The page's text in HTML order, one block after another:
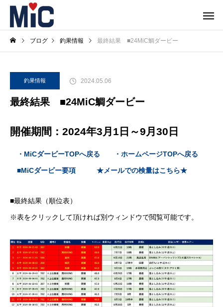
ブログ 釣果情報 最終結果 ■24MiC鯛ダービー
釣果情報 2024.05.06
最終結果 ■24MiC鯛ダービー
開催期間：2024年3月1日～9月30日
・MiCダービーTOPへ戻る ・ホームページTOPへ戻る
■MiCダービー要項 ★メールでの検量はこちら★
■最終結果（順位表）
※表をクリックして頂ければ別ウィンドウで閲覧可能です。